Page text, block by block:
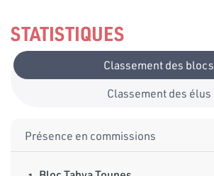
STATISTIQUES
Classement des blocs
Classement des élus